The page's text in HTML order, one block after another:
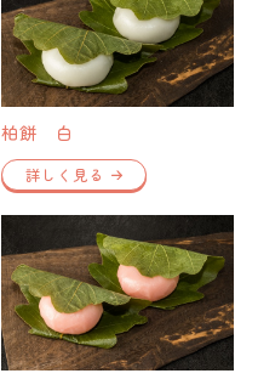
柏餅 白
詳しく見る